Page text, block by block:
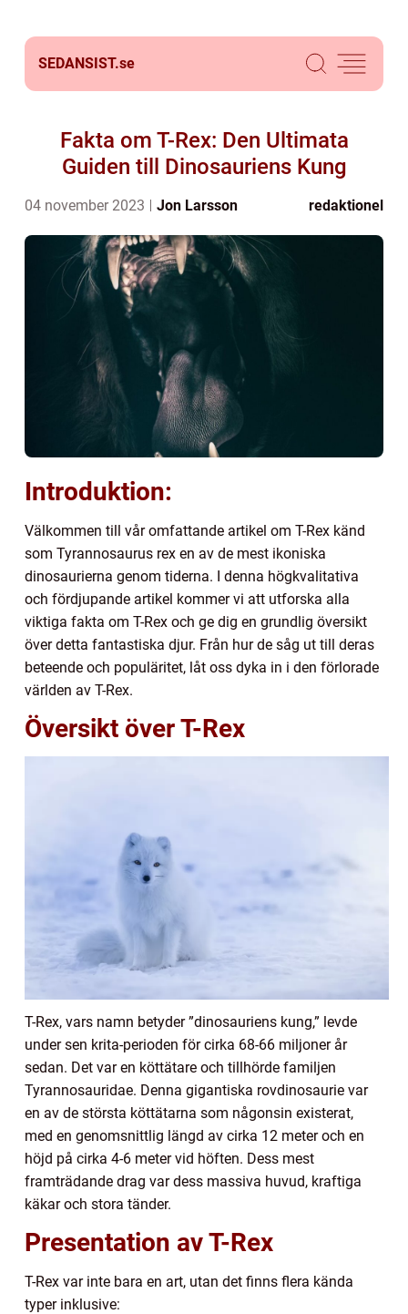
SEDANSIST.se
Fakta om T-Rex: Den Ultimata
Guiden till Dinosauriens Kung
04 november 2023 Jon Larsson redaktionel
Introduktion:
Välkommen till vår omfattande artikel om T-Rex känd
som Tyrannosaurus rex en av de mest ikoniska
dinosaurierna genom tiderna. I denna högkvalitativa
och fördjupande artikel kommer vi att utforska alla
viktiga fakta om T-Rex och ge dig en grundlig översikt
över detta fantastiska djur. Från hur de såg ut till deras
beteende och populäritet, låt oss dyka in i den förlorade
världen av T-Rex.
Översikt över T-Rex
T-Rex, vars namn betyder ”dinosauriens kung,” levde
under sen krita-perioden för cirka 68-66 miljoner år
sedan. Det var en köttätare och tillhörde familjen
Tyrannosauridae. Denna gigantiska rovdinosaurie var
en av de största köttätarna som någonsin existerat,
med en genomsnittlig längd av cirka 12 meter och en
höjd på cirka 4-6 meter vid höften. Dess mest
framträdande drag var dess massiva huvud, kraftiga
käkar och stora tänder.
Presentation av T-Rex
T-Rex var inte bara en art, utan det finns flera kända
typer inklusive: